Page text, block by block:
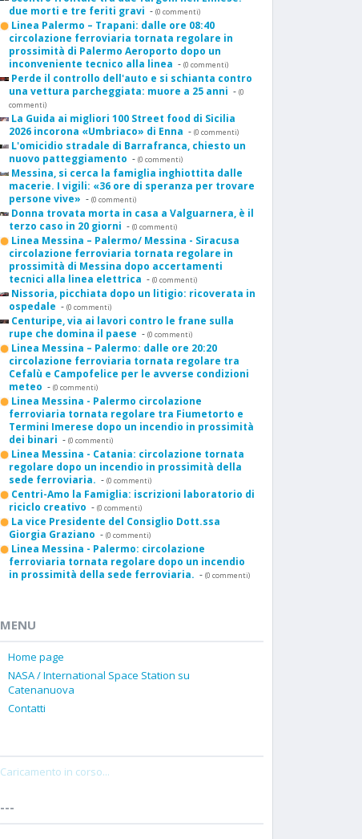
due morti e tre feriti gravi - (0 commenti)
Linea Palermo – Trapani: dalle ore 08:40
circolazione ferroviaria tornata regolare in
prossimità di Palermo Aeroporto dopo un
inconveniente tecnico alla linea - (0 commenti)
Perde il controllo dell'auto e si schianta contro
una vettura parcheggiata: muore a 25 anni - (0
commenti)
La Guida ai migliori 100 Street food di Sicilia
2026 incorona «Umbriaco» di Enna - (0 commenti)
L'omicidio stradale di Barrafranca, chiesto un
nuovo patteggiamento - (0 commenti)
Messina, si cerca la famiglia inghiottita dalle
macerie. I vigili: «36 ore di speranza per trovare
persone vive» - (0 commenti)
Donna trovata morta in casa a Valguarnera, è il
terzo caso in 20 giorni - (0 commenti)
Linea Messina – Palermo/ Messina - Siracusa
circolazione ferroviaria tornata regolare in
prossimità di Messina dopo accertamenti
tecnici alla linea elettrica - (0 commenti)
Nissoria, picchiata dopo un litigio: ricoverata in
ospedale - (0 commenti)
Centuripe, via ai lavori contro le frane sulla
rupe che domina il paese - (0 commenti)
Linea Messina – Palermo: dalle ore 20:20
circolazione ferroviaria tornata regolare tra
Cefalù e Campofelice per le avverse condizioni
meteo - (0 commenti)
Linea Messina - Palermo circolazione
ferroviaria tornata regolare tra Fiumetorto e
Termini Imerese dopo un incendio in prossimità
dei binari - (0 commenti)
Linea Messina - Catania: circolazione tornata
regolare dopo un incendio in prossimità della
sede ferroviaria. - (0 commenti)
Centri-Amo la Famiglia: iscrizioni laboratorio di
riciclo creativo - (0 commenti)
La vice Presidente del Consiglio Dott.ssa
Giorgia Graziano - (0 commenti)
Linea Messina - Palermo: circolazione
ferroviaria tornata regolare dopo un incendio
in prossimità della sede ferroviaria. - (0 commenti)
MENU
Home page
NASA / International Space Station su
Catenanuova
Contatti
Caricamento in corso...
---